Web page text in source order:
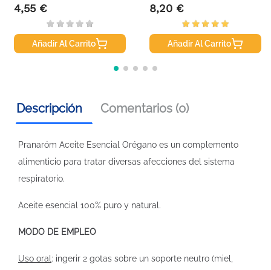
Precio
4,55 €
Añadir Al Carrito
Precio
8,20 €
Añadir Al Carrito
Descripción Comentarios (0)
Pranaróm Aceite Esencial Orégano es un complemento
alimenticio para tratar diversas afecciones del sistema
respiratorio.
Aceite esencial 100% puro y natural.
MODO DE EMPLEO
Uso oral : ingerir 2 gotas sobre un soporte neutro (miel,